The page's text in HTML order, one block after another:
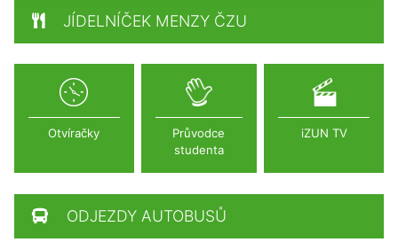
JÍDELNÍČEK MENZY ČZU
Otvíračky
Průvodce
studenta
iZUN TV
ODJEZDY AUTOBUSŮ